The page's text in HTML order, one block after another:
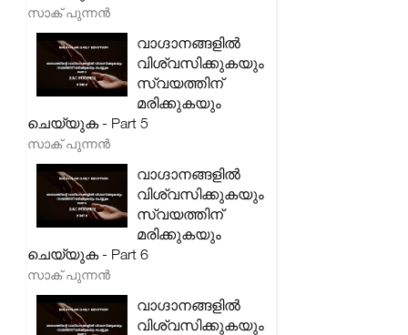
സാക് പുന്നൻ
വാഗ്ദാനങ്ങളിൽ
വിശ്വസിക്കുകയും
സ്വയത്തിന്
മരിക്കുകയും
ചെയ്യുക - Part 5
സാക് പുന്നൻ
വാഗ്ദാനങ്ങളിൽ
വിശ്വസിക്കുകയും
സ്വയത്തിന്
മരിക്കുകയും
ചെയ്യുക - Part 6
സാക് പുന്നൻ
വാഗ്ദാനങ്ങളിൽ
വിശ്വസിക്കുകയും